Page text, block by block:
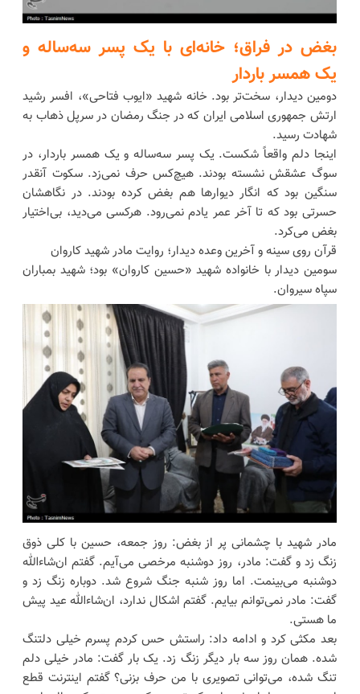
بغض در فراق؛ خانه‌ای با یک پسر سه‌ساله و
یک همسر باردار
دومین دیدار، سخت‌تر بود. خانه شهید «ایوب فتاحی»، افسر رشید
ارتش جمهوری اسلامی ایران که در جنگ رمضان در سرپل ذهاب به
شهادت رسید.
اینجا دلم واقعاً شکست. یک پسر سه‌ساله و یک همسر باردار، در
سوگ عشقش نشسته بودند. هیچ‌کس حرف نمی‌زد. سکوت آنقدر
سنگین بود که انگار دیوارها هم بغض کرده بودند. در نگاهشان
حسرتی بود که تا آخر عمر یادم نمی‌رود. هرکسی می‌دید، بی‌اختیار
بغض می‌کرد.
قرآن روی سینه و آخرین وعده دیدار؛ روایت مادر شهید کاروان
سومین دیدار با خانواده شهید «حسین کاروان» بود؛ شهید بمباران
سپاه سیروان.
مادر شهید با چشمانی پر از بغض: روز جمعه، حسین با کلی ذوق
زنگ زد و گفت: مادر، روز دوشنبه مرخصی می‌آیم. گفتم ان‌شاءالله
دوشنبه می‌بینمت. اما روز شنبه جنگ شروع شد. دوباره زنگ زد و
گفت: مادر نمی‌توانم بیایم. گفتم اشکال ندارد، ان‌شاءالله عید پیش
ما هستی.
بعد مکثی کرد و ادامه داد: راستش حس کردم پسرم خیلی دلتنگ
شده. همان روز سه بار دیگر زنگ زد. یک بار گفت: مادر خیلی دلم
تنگ شده، می‌توانی تصویری با من حرف بزنی؟ گفتم اینترنت قطع